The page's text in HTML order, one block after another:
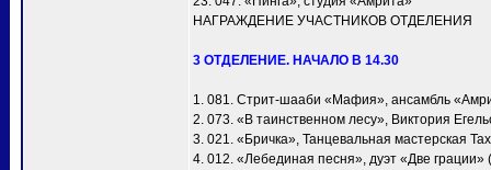
НАГРАЖДЕНИЕ УЧАСТНИКОВ ОТДЕЛЕНИЯ
3 ОТДЕЛЕНИЕ. НАЧАЛО В 14.30
1. 081. Стрит-шааби «Мафия», ансамбль
2. 073. «В таинственном лесу», Виктория
3. 021. «Бричка», Танцевальная мастерская
4. 012. «Лебединая песня», дуэт «Две